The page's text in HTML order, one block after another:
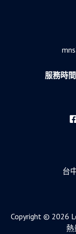
服務時間
台
Copyright © 2026